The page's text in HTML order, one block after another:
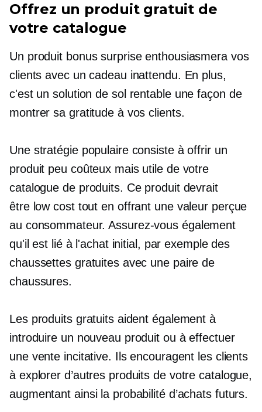
Offrez un produit gratuit de
votre catalogue
Un produit bonus surprise enthousiasmera vos
clients avec un cadeau inattendu. En plus,
c'est unsolution de sol rentableune façon de
montrer sa gratitude à vos clients.
Une stratégie populaire consiste à offrir un
produit peu coûteux mais utile de votre
catalogue de produits. Ce produit devrait
être low costtout en offrant une valeur perçue
au consommateur. Assurez-vous également
qu'il est lié à l'achat initial, par exemple des
chaussettes gratuites avec une paire de
chaussures.
Les produits gratuits aident également à
introduire un nouveau produit ou à effectuer
une vente incitative. Ils encouragent les clients
à explorer d’autres produits de votre catalogue,
augmentant ainsi la probabilité d’achats futurs.